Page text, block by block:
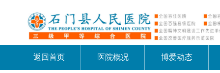
返回首页 医院概况 博爱动态